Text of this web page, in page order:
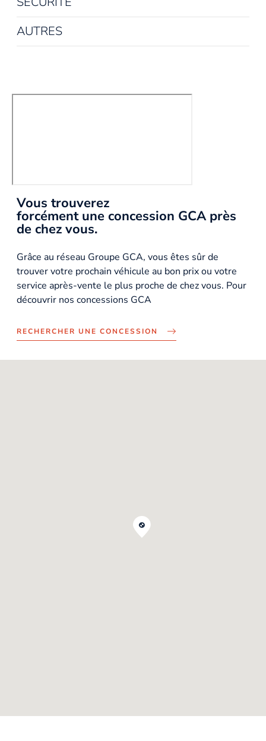
AUTRES
Vous trouverez
forcément une concession GCA près
de chez vous.
Grâce au réseau Groupe GCA, vous êtes sûr de
trouver votre prochain véhicule au bon prix ou votre
service après-vente le plus proche de chez vous. Pour
découvrir nos concessions GCA
RECHERCHER UNE CONCESSION